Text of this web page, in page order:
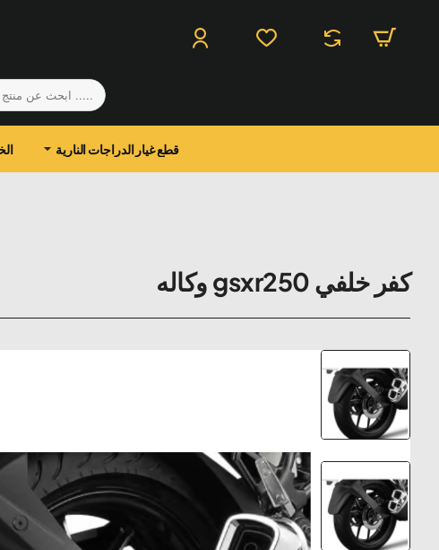
.....
ابحث
عن
منتج
قطع غيار الدراجات النارية
كفر خلفي gsxr250 وكاله